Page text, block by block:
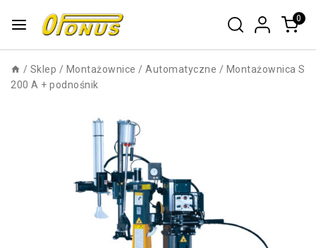
0
/ Sklep / Montażownice / Automatyczne / Montażownica S
200 A + podnośnik